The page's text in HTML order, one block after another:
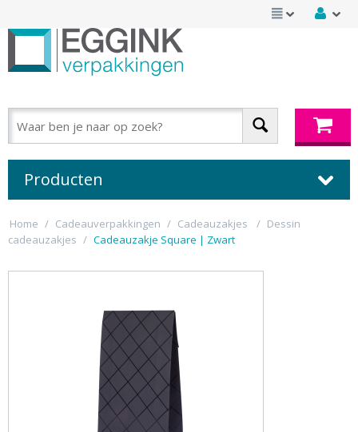
Producten
Home / Cadeauverpakkingen / Cadeauzakjes / Dessin
cadeauzakjes / Cadeauzakje Square | Zwart